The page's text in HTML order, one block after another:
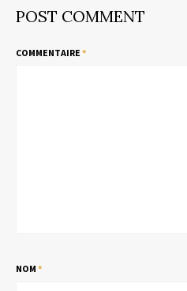
POST COMMENT
COMMENTAIRE *
NOM *